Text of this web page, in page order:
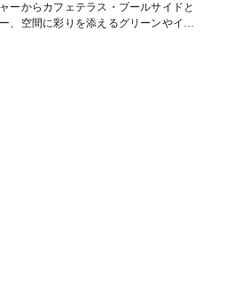
ーからカフェテラス・プールサイドと
、空間に彩りを添えるグリーンやイン
ントラクトユースに対応いたします。